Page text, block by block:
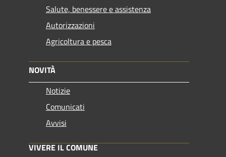
Salute, benessere e assistenza
Autorizzazioni
Agricoltura e pesca
NOVITÀ
Notizie
Comunicati
Avvisi
VIVERE IL COMUNE